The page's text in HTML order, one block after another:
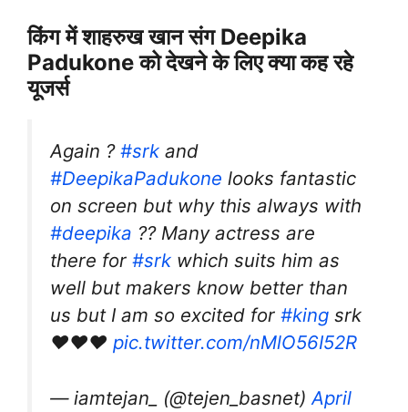
किंग में शाहरुख खान संग Deepika
Padukone को देखने के लिए क्या कह रहे
यूजर्स
Again ? #srk and
#DeepikaPadukone looks fantastic
on screen but why this always with
#deepika ?? Many actress are
there for #srk which suits him as
well but makers know better than
us but I am so excited for #king srk
❤️❤️❤️ pic.twitter.com/nMlO56I52R
— iamtejan_ (@tejen_basnet) April